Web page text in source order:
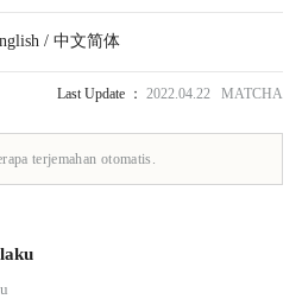
/ 中文简体
Last Update ： 2022.04.22 MATCHA
terjemahan otomatis.